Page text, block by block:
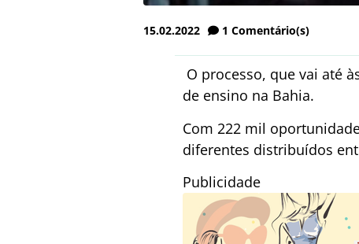
15.02.2022 1 Comentário(s)
O processo, que vai até
de ensino na Bahia.
Com 222 mil
diferentes distribuídos
Publicidade